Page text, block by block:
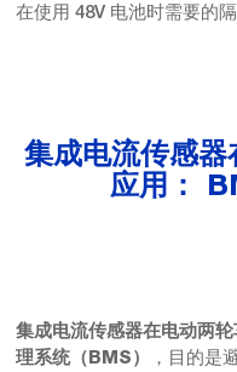
在使用 48V 电池时需要的隔
集成电流传感器
应用：
集成电流传感器在电动两轮
理系统（BMS）
，目的是